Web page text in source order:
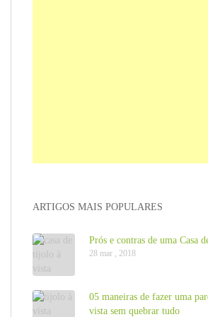
ARTIGOS MAIS POPULARES
Prós e contras de uma Casa
28 mar , 2018
05 maneiras de fazer uma
vista sem quebrar tudo